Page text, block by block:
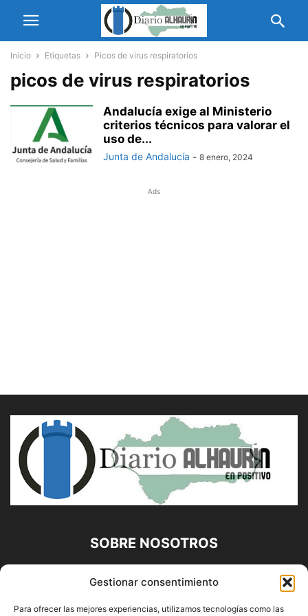
Gestionar consentimiento
Para ofrecer las mejores experiencias, utilizamos tecnologías como las
Inicio Etiquetas Picos de virus respiratorios
picos de virus respiratorios
Andalucía exige al Ministerio
criterios técnicos para valorar el
uso de...
Junta de Andalucía - 8 enero, 2024
Ads
SOBRE NOSOTROS
Diario Alhaurín (www.alhaurindelatorre.com) Propiedad de
Francisco E. López López | 639 95 71 95 | Noticias de
Alhaurín de la Torre, Málaga y Provincia|